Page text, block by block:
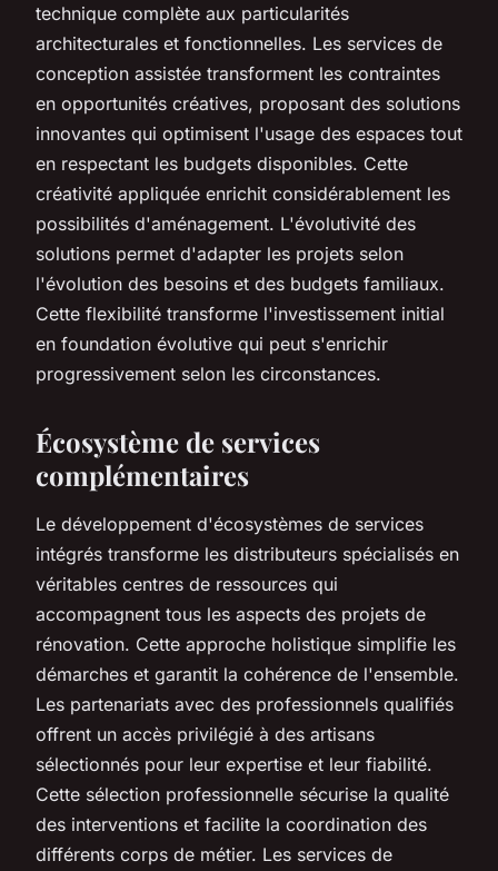
technique complète aux particularités
architecturales et fonctionnelles. Les services de
conception assistée transforment les contraintes
en opportunités créatives, proposant des solutions
innovantes qui optimisent l'usage des espaces tout
en respectant les budgets disponibles. Cette
créativité appliquée enrichit considérablement les
possibilités d'aménagement. L'évolutivité des
solutions permet d'adapter les projets selon
l'évolution des besoins et des budgets familiaux.
Cette flexibilité transforme l'investissement initial
en foundation évolutive qui peut s'enrichir
progressivement selon les circonstances.
Écosystème de services
complémentaires
Le développement d'écosystèmes de services
intégrés transforme les distributeurs spécialisés en
véritables centres de ressources qui
accompagnent tous les aspects des projets de
rénovation. Cette approche holistique simplifie les
démarches et garantit la cohérence de l'ensemble.
Les partenariats avec des professionnels qualifiés
offrent un accès privilégié à des artisans
sélectionnés pour leur expertise et leur fiabilité.
Cette sélection professionnelle sécurise la qualité
des interventions et facilite la coordination des
différents corps de métier. Les services de